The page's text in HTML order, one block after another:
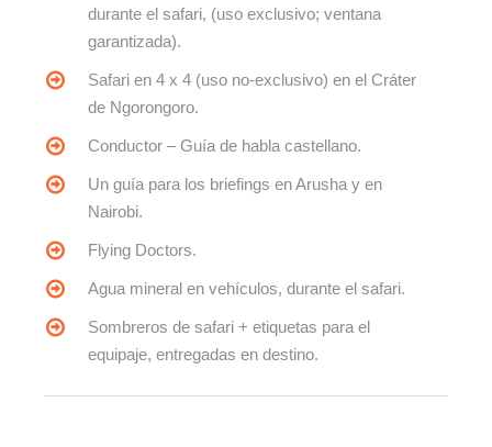
durante el safari, (uso exclusivo; ventana
garantizada).
Safari en 4 x 4 (uso no-exclusivo) en el Cráter
de Ngorongoro.
Conductor – Guía de habla castellano.
Un guía para los briefings en Arusha y en
Nairobi.
Flying Doctors.
Agua mineral en vehículos, durante el safari.
Sombreros de safari + etiquetas para el
equipaje, entregadas en destino.